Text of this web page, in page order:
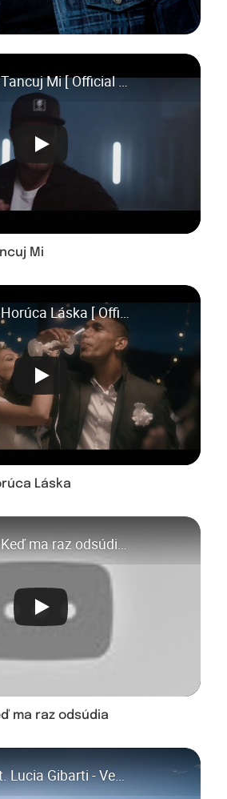
Lukáš Adamec - Tancuj Mi [ Official Video ]
Mi
Lukáš Adamec - Horúca Láska [ Official Video ]
Láska
Lukáš Adamec - Keď ma raz odsúdia [ Official Video ]
ma raz odsúdia
Lukáš Adamec ft. Lucia Gibarti - Veď vieš [ OFFICIAL VIDEO ]